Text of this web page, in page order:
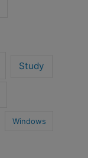
Study
Windows